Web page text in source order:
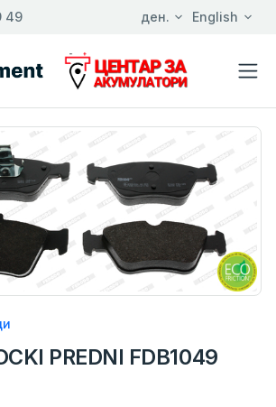
49 ден. English
PREDNI FDB1049